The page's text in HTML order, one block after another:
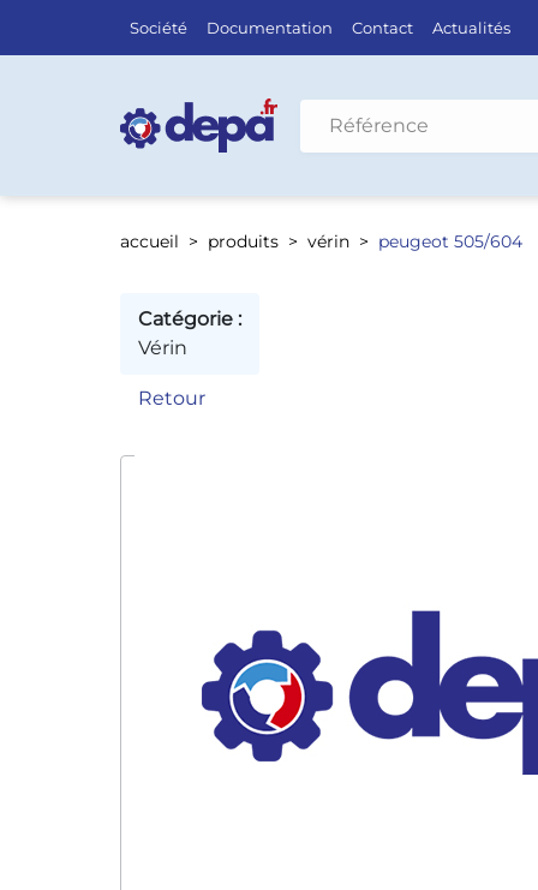
Société Documentation Contact Actualités
Rechercher par véhicule
accueil produits vérin peugeot 505/604
Catégorie :
Vérin
Retour